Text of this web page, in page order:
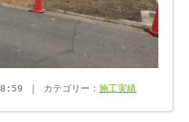
｜ カテゴリー：施工実績